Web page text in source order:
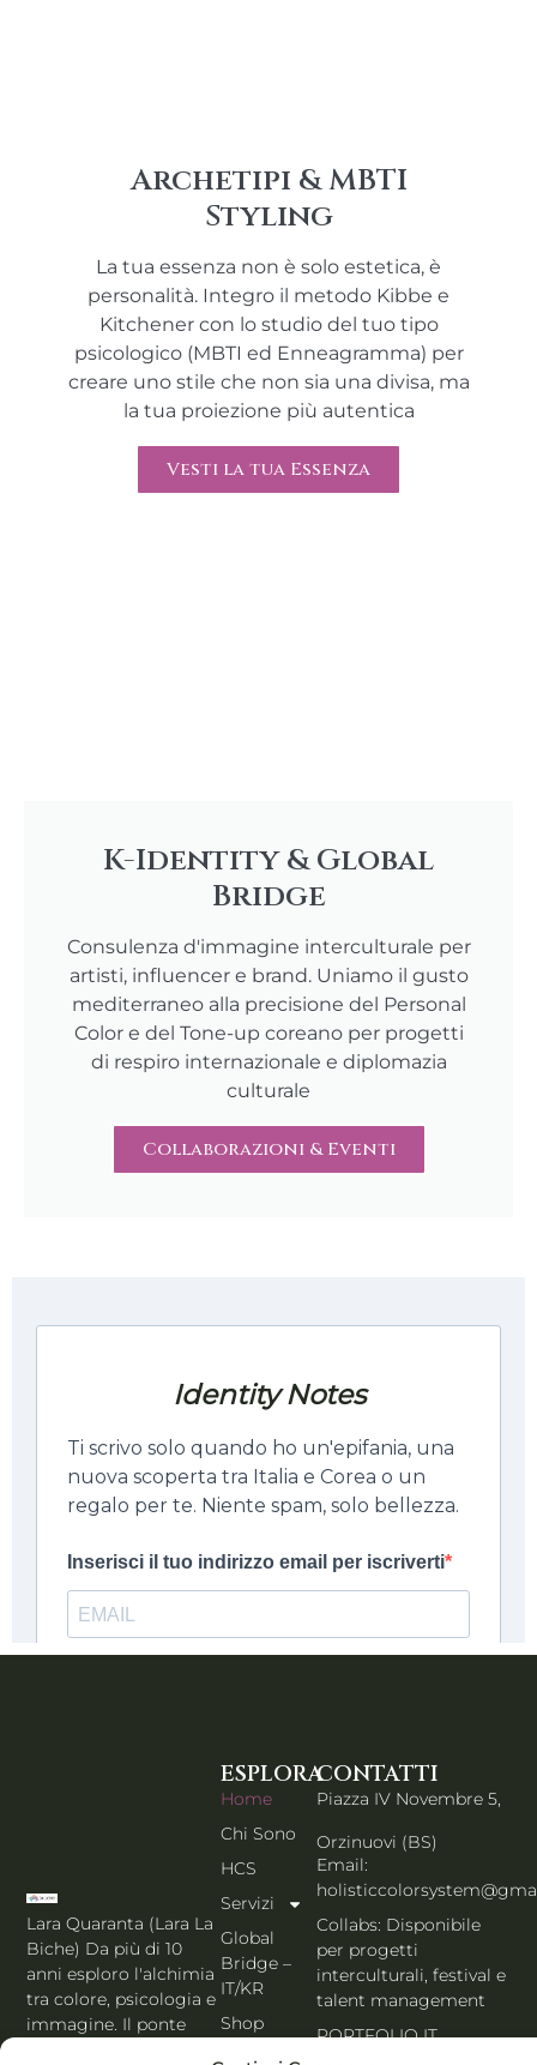
Archetipi & MBTI
Styling
La tua essenza non è solo estetica, è
personalità. Integro il metodo Kibbe e
Kitchener con lo studio del tuo tipo
psicologico (MBTI ed Enneagramma) per
creare uno stile che non sia una divisa, ma
la tua proiezione più autentica
Vesti la tua Essenza
K-Identity & Global
Bridge
Consulenza d'immagine interculturale per
artisti, influencer e brand. Uniamo il gusto
mediterraneo alla precisione del Personal
Color e del Tone-up coreano per progetti
di respiro internazionale e diplomazia
culturale
Collaborazioni & Eventi
Lara Quaranta (Lara La
Biche) Da più di 10
anni esploro l'alchimia
tra colore, psicologia e
immagine. Il ponte
ESPLORA
Home
Chi Sono
HCS
Servizi
Global
Bridge –
IT/KR
Shop
Blog
CONTATTI
Piazza IV Novembre 5,
Orzinuovi (BS)
Email:
Collabs: Disponibile
per progetti
interculturali, festival e
talent management
PORTFOLIO IT